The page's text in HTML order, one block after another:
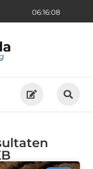
06:16:08